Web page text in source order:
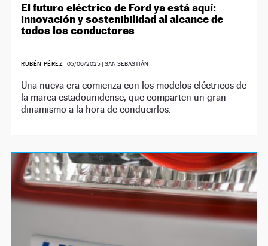
El futuro eléctrico de Ford ya está aquí:
innovación y sostenibilidad al alcance de
todos los conductores
RUBÉN PÉREZ |05/06/2025 | SAN SEBASTIÁN
Una nueva era comienza con los modelos eléctricos de
la marca estadounidense, que comparten un gran
dinamismo a la hora de conducirlos.